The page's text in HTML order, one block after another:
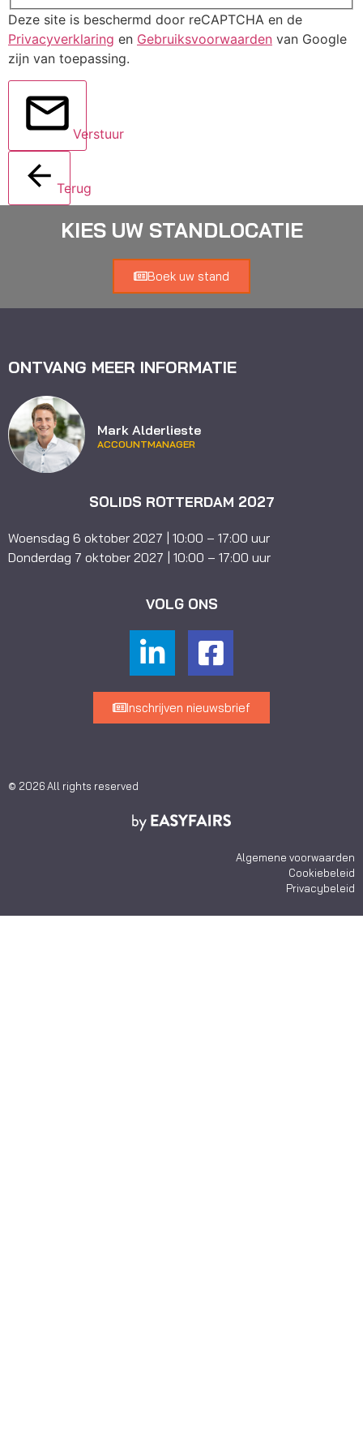
Deze site is beschermd door reCAPTCHA en de
Privacyverklaring en Gebruiksvoorwaarden van Google
zijn van toepassing.
Verstuur
Terug
KIES UW STANDLOCATIE
Boek uw stand
ONTVANG MEER INFORMATIE
Mark Alderlieste
ACCOUNTMANAGER
SOLIDS ROTTERDAM 2027
Woensdag 6 oktober 2027 | 10:00 – 17:00 uur
Donderdag 7 oktober 2027 | 10:00 – 17:00 uur
VOLG ONS
Inschrijven nieuwsbrief
© 2026 All rights reserved
Algemene voorwaarden
Cookiebeleid
Privacybeleid